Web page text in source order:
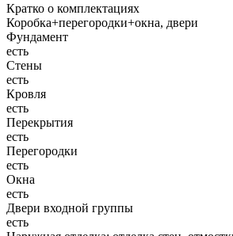
Кратко о комплектациях
Коробка+перегородки+окна, двери
Фундамент
есть
Стены
есть
Кровля
есть
Перекрытия
есть
Перегородки
есть
Окна
есть
Двери входной группы
есть